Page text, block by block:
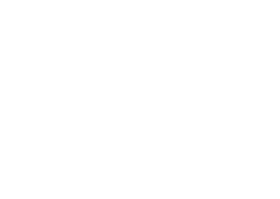
karcie